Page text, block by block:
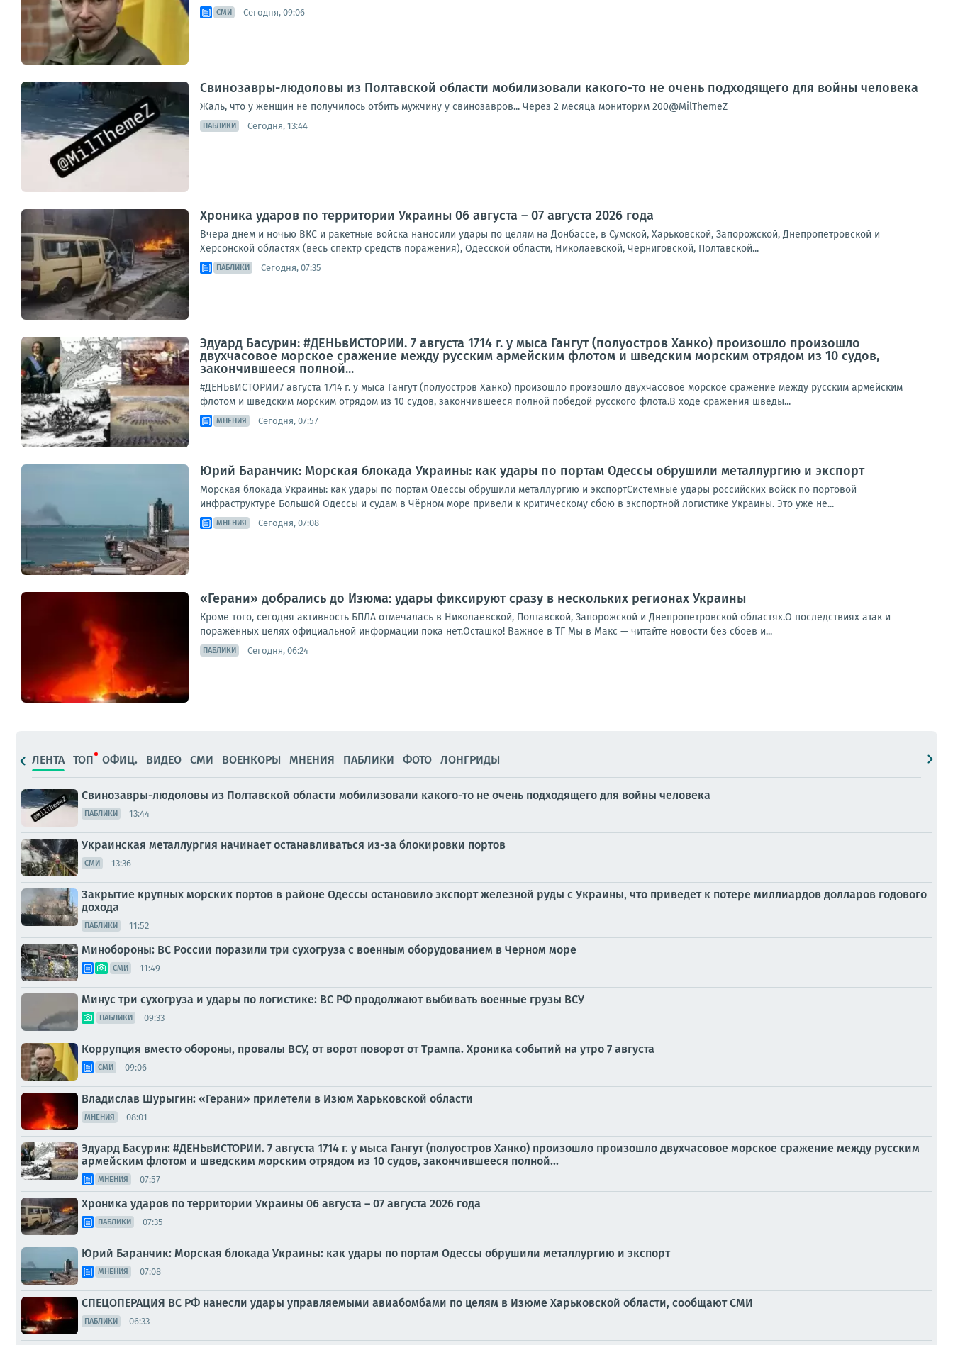
СМИ Сегодня, 09:06
Свинозавры-людоловы из Полтавской области мобилизовали какого-то не очень подходящего для войны человека
Жаль, что у женщин не получилось отбить мужчину у свинозавров... Через 2 месяца мониторим 200@MilThemeZ
ПАБЛИКИ Сегодня, 13:44
Хроника ударов по территории Украины 06 августа – 07 августа 2026 года
Вчера днём и ночью ВКС и ракетные войска наносили удары по целям на Донбассе, в Сумской, Харьковской, Запорожской, Днепропетровской и
Херсонской областях (весь спектр средств поражения), Одесской области, Николаевской, Черниговской, Полтавской...
ПАБЛИКИ Сегодня, 07:35
Эдуард Басурин: #ДЕНЬвИСТОРИИ. 7 августа 1714 г. у мыса Гангут (полуостров Ханко) произошло произошло
двухчасовое морское сражение между русским армейским флотом и шведским морским отрядом из 10 судов,
закончившееся полной...
#ДЕНЬвИСТОРИИ7 августа 1714 г. у мыса Гангут (полуостров Ханко) произошло произошло двухчасовое морское сражение между русским армейским
флотом и шведским морским отрядом из 10 судов, закончившееся полной победой русского флота.В ходе сражения шведы...
МНЕНИЯ Сегодня, 07:57
Юрий Баранчик: Морская блокада Украины: как удары по портам Одессы обрушили металлургию и экспорт
Морская блокада Украины: как удары по портам Одессы обрушили металлургию и экспортСистемные удары российских войск по портовой
инфраструктуре Большой Одессы и судам в Чёрном море привели к критическому сбою в экспортной логистике Украины. Это уже не...
МНЕНИЯ Сегодня, 07:08
«Герани» добрались до Изюма: удары фиксируют сразу в нескольких регионах Украины
Кроме того, сегодня активность БПЛА отмечалась в Николаевской, Полтавской, Запорожской и Днепропетровской областях.О последствиях атак и
поражённых целях официальной информации пока нет.Осташко! Важное в ТГ Мы в Макс — читайте новости без сбоев и...
ПАБЛИКИ Сегодня, 06:24
ЛЕНТА ТОП ОФИЦ. ВИДЕО СМИ ВОЕНКОРЫ МНЕНИЯ ПАБЛИКИ ФОТО ЛОНГРИДЫ
Свинозавры-людоловы из Полтавской области мобилизовали какого-то не очень подходящего для войны человека
ПАБЛИКИ 13:44
Украинская металлургия начинает останавливаться из-за блокировки портов
СМИ 13:36
Закрытие крупных морских портов в районе Одессы остановило экспорт железной руды с Украины, что приведет к потере миллиардов долларов годового
дохода
ПАБЛИКИ 11:52
Минобороны: ВС России поразили три сухогруза с военным оборудованием в Черном море
СМИ 11:49
Минус три сухогруза и удары по логистике: ВС РФ продолжают выбивать военные грузы ВСУ
ПАБЛИКИ 09:33
Коррупция вместо обороны, провалы ВСУ, от ворот поворот от Трампа. Хроника событий на утро 7 августа
СМИ 09:06
Владислав Шурыгин: «Герани» прилетели в Изюм Харьковской области
МНЕНИЯ 08:01
Эдуард Басурин: #ДЕНЬвИСТОРИИ. 7 августа 1714 г. у мыса Гангут (полуостров Ханко) произошло произошло двухчасовое морское сражение между русским
армейским флотом и шведским морским отрядом из 10 судов, закончившееся полной...
МНЕНИЯ 07:57
Хроника ударов по территории Украины 06 августа – 07 августа 2026 года
ПАБЛИКИ 07:35
Юрий Баранчик: Морская блокада Украины: как удары по портам Одессы обрушили металлургию и экспорт
МНЕНИЯ 07:08
СПЕЦОПЕРАЦИЯ ВС РФ нанесли удары управляемыми авиабомбами по целям в Изюме Харьковской области, сообщают СМИ
ПАБЛИКИ 06:33